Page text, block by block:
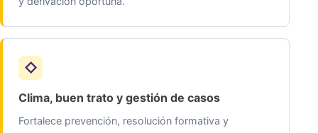
Clima, buen trato y gestión de casos
Fortalece prevención, resolución formativa y